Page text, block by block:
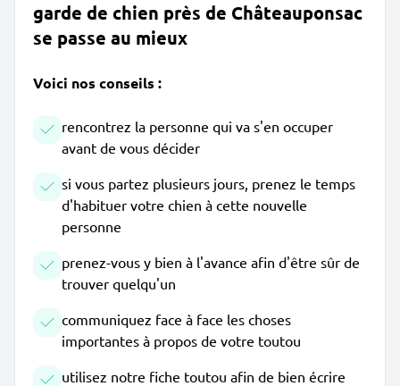
garde de chien près de Châteauponsac
se passe au mieux
Voici nos conseils :
rencontrez la personne qui va s'en occuper
avant de vous décider
si vous partez plusieurs jours, prenez le temps
d'habituer votre chien à cette nouvelle
personne
prenez-vous y bien à l'avance afin d'être sûr de
trouver quelqu'un
communiquez face à face les choses
importantes à propos de votre toutou
utilisez notre fiche toutou afin de bien écrire